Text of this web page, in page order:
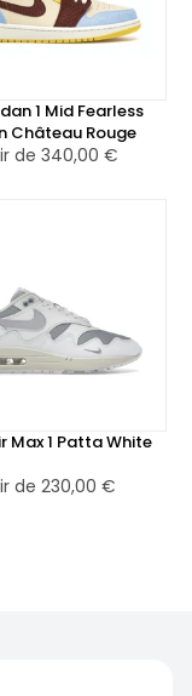
industrielle et
contemporain et
choix
démarquer avec
1 Mid Fearless
Château Rouge
de 340,00 €
Max 1 Patta White
de 230,00 €